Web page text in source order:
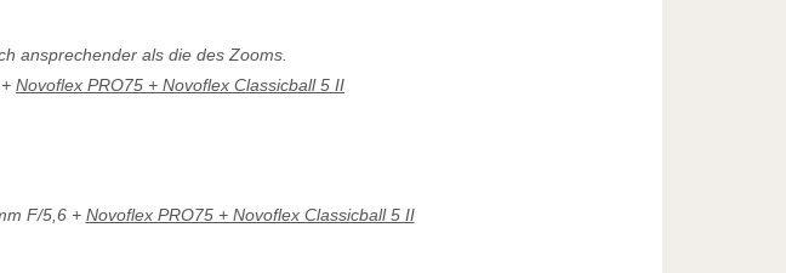
ansprechender als die des Zooms.
Novoflex PRO75 + Novoflex Classicball 5 II
F/5,6 + Novoflex PRO75 + Novoflex Classicball 5 II